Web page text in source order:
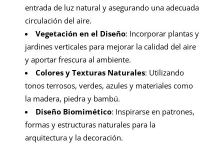
entrada de luz natural y asegurando una adecuada
circulación del aire.
Vegetación en el Diseño: Incorporar plantas y
jardines verticales para mejorar la calidad del aire
y aportar frescura al ambiente.
Colores y Texturas Naturales: Utilizando
tonos terrosos, verdes, azules y materiales como
la madera, piedra y bambú.
Diseño Biomimético: Inspirarse en patrones,
formas y estructuras naturales para la
arquitectura y la decoración.